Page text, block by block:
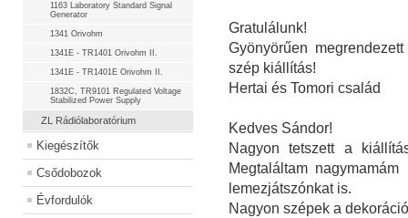
1163 Laboratory Standard Signal
Generator
1341 Orivohm
1341E - TR1401 Orivohm II.
1341E - TR1401E Orivohm II.
1832C, TR9101 Regulated Voltage
Stabilized Power Supply
ZL Rádiólaboratórium
Kiegészítők
Csődobozok
Évfordulók
Gratulálunk!
Gyönyörűen
szép kiállítás!
Hertai és Tomori család
Kedves Sándor!
Nagyon tetszett a
Megtaláltam
lemezjátszónkat is.
Nagyon szépek a